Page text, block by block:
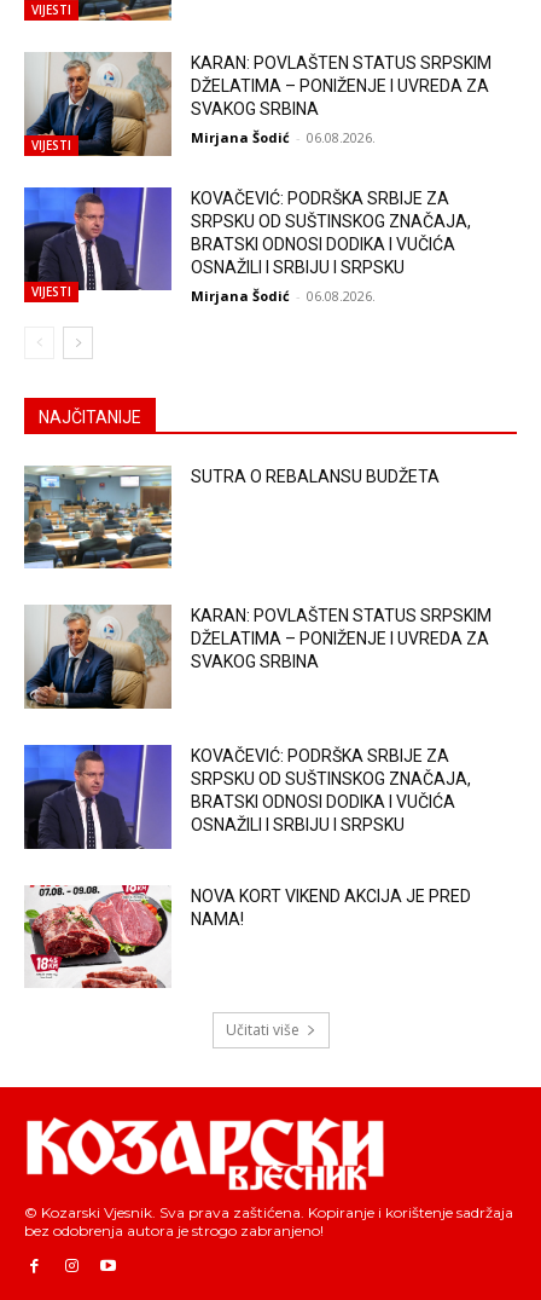
VIJESTI
VIJESTI
KARAN: POVLAŠTEN STATUS SRPSKIM
DŽELATIMA – PONIŽENJE I UVREDA ZA
SVAKOG SRBINA
Mirjana Šodić - 06.08.2026.
VIJESTI
KOVAČEVIĆ: PODRŠKA SRBIJE ZA
SRPSKU OD SUŠTINSKOG ZNAČAJA,
BRATSKI ODNOSI DODIKA I VUČIĆA
OSNAŽILI I SRBIJU I SRPSKU
Mirjana Šodić - 06.08.2026.
NAJČITANIJE
SUTRA O REBALANSU BUDŽETA
KARAN: POVLAŠTEN STATUS SRPSKIM
DŽELATIMA – PONIŽENJE I UVREDA ZA
SVAKOG SRBINA
KOVAČEVIĆ: PODRŠKA SRBIJE ZA
SRPSKU OD SUŠTINSKOG ZNAČAJA,
BRATSKI ODNOSI DODIKA I VUČIĆA
OSNAŽILI I SRBIJU I SRPSKU
NOVA KORT VIKEND AKCIJA JE PRED
NAMA!
Učitati više
© Kozarski Vjesnik. Sva prava zaštićena. Kopiranje i korištenje sadržaja
bez odobrenja autora je strogo zabranjeno!